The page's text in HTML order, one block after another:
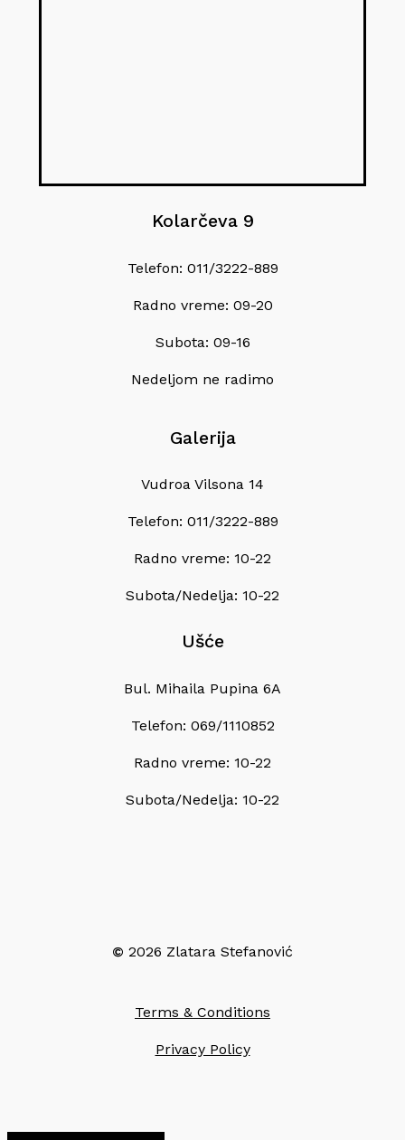
Kolarčeva 9
Telefon: 011/3222-889
Radno vreme: 09-20
Subota: 09-16
Nedeljom ne radimo
Galerija
Vudroa Vilsona 14
Telefon: 011/3222-889
Radno vreme: 10-22
Subota/Nedelja: 10-22
Ušće
Bul. Mihaila Pupina 6A
Telefon: 069/1110852
Radno vreme: 10-22
Subota/Nedelja: 10-22
© 2026 Zlatara Stefanović
Terms & Conditions
Privacy Policy